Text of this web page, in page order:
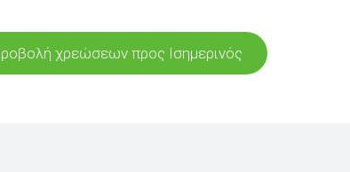
χρεώσεων προς Ισημερινός